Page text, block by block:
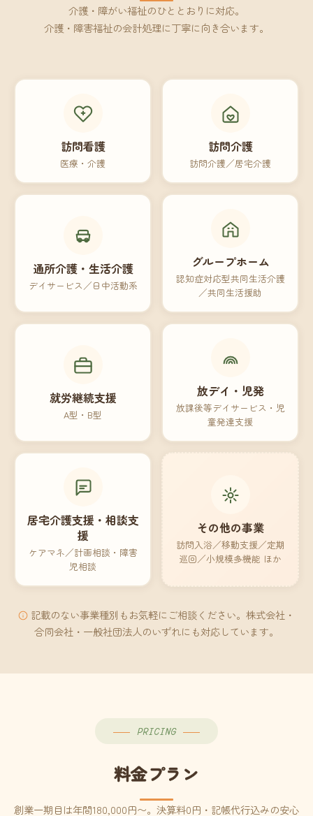
介護・障がい福祉のひととおりに対応。
介護・障害福祉の会計処理に丁寧に向き合います。
訪問看護
医療・介護
訪問介護
訪問介護／居宅介護
通所介護・生活介護
デイサービス／日中活動系
グループホーム
認知症対応型共同生活介護
／共同生活援助
就労継続支援
A型・B型
放デイ・児発
放課後等デイサービス・児
童発達支援
居宅介護支援・相談支
援
ケアマネ／計画相談・障害
児相談
その他の事業
訪問入浴／移動支援／定期
巡回／小規模多機能 ほか
記載のない事業種別もお気軽にご相談ください。株式会社・
合同会社・一般社団法人のいずれにも対応しています。
PRICING
料金プラン
創業一期目は年間180,000円〜。決算料0円・記帳代行込みの安心